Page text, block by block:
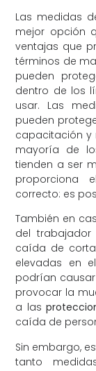
Las medidas
mejor opción
ventajas que
términos de
pueden
dentro de los
usar. Las
pueden
capacitación y
mayoría de
tienden a ser
proporciona
correcto: es
También en
del trabajador
caída de
elevadas en
podrían
provocar la
a las
caída de
Sin embargo,
tanto